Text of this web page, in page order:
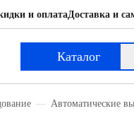
и оплатаДоставка и
Каталог
Автоматические